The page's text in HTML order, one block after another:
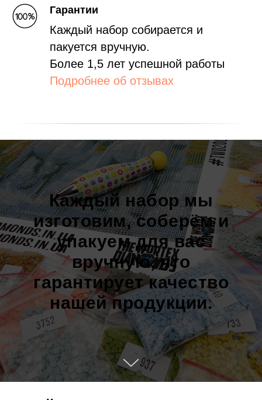
Гарантии
Каждый набор собирается и
пакуется вручную.
Более 1,5 лет успешной работы
Подробнее об отзывах
Каждый набор мы
изготовим, соберём и
упакуем для вас
вручную, что
гарантирует качество
нашей продукции.